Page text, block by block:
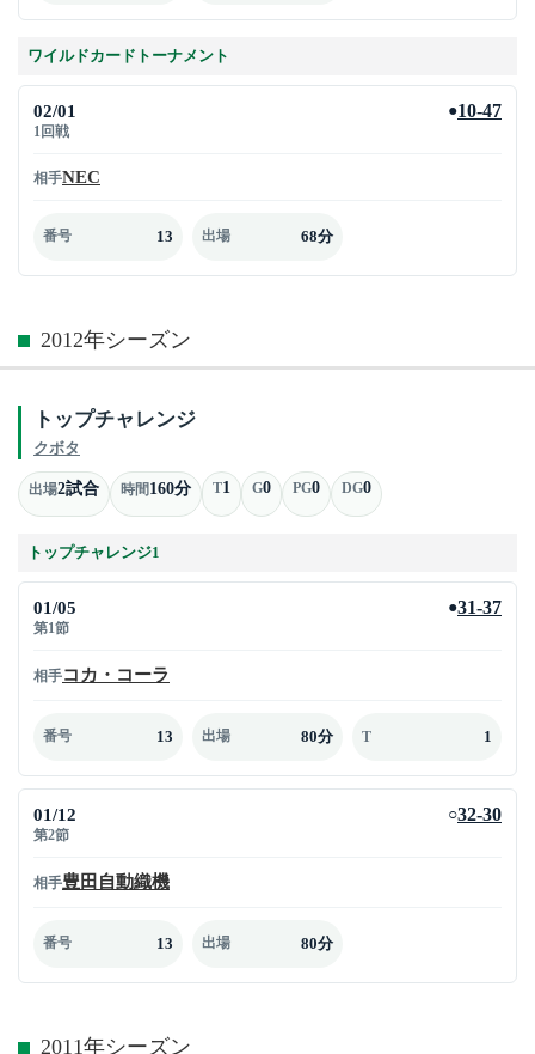
ワイルドカードトーナメント
02/01
1回戦
●10-47
相手NEC
番号 13 出場 68分
2012年シーズン
トップチャレンジ
クボタ
出場2試合 時間160分 T1 G0 PG0 DG0
トップチャレンジ1
01/05
第1節
●31-37
相手コカ・コーラ
番号 13 出場 80分 T 1
01/12
第2節
○32-30
相手豊田自動織機
番号 13 出場 80分
2011年シーズン